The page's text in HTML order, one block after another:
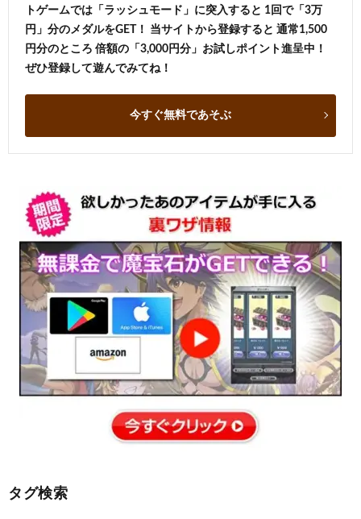
トゲームでは「ラッシュモード」に突入すると 1回で「3万
円」分のメダルをGET！ 当サイトから登録すると 通常1,500
円分のところ 倍額の「3,000円分」お試しポイント進呈中！
ぜひ登録して遊んでみてね！
今すぐ無料であそぶ
タグ検索